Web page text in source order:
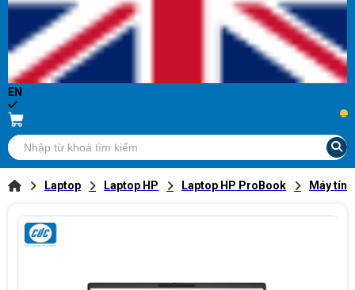
EN
...
Laptop Laptop HP Laptop HP ProBook Máy tính